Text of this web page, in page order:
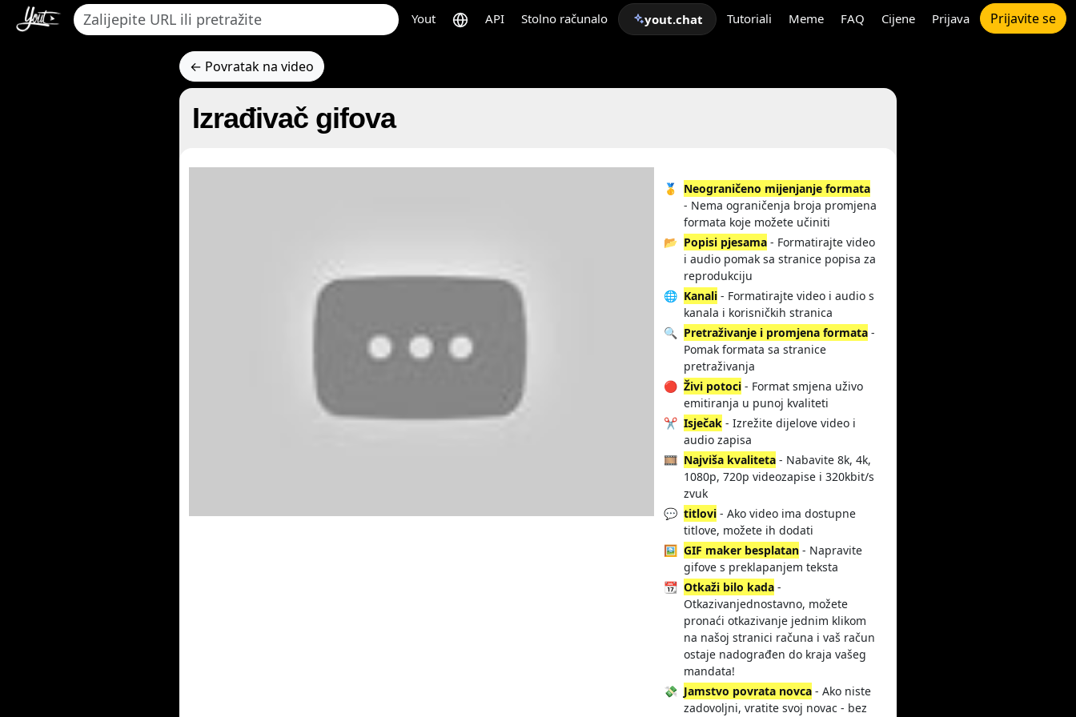
Yout API Stolno računalo yout.chat Tutoriali Meme FAQ Cijene Prijava Prijavite se
← Povratak na video
Izrađivač gifova
🥇
Neograničeno mijenjanje formata
- Nema ograničenja broja promjena
formata koje možete učiniti
📂 Popisi pjesama - Formatirajte video
i audio pomak sa stranice popisa za
reprodukciju
🌐 Kanali - Formatirajte video i audio s
kanala i korisničkih stranica
🔍 Pretraživanje i promjena formata -
Pomak formata sa stranice
pretraživanja
🔴 Živi potoci - Format smjena uživo
emitiranja u punoj kvaliteti
✂️ Isječak - Izrežite dijelove video i
audio zapisa
🎞️ Najviša kvaliteta - Nabavite 8k, 4k,
1080p, 720p videozapise i 320kbit/s
zvuk
💬 titlovi - Ako video ima dostupne
titlove, možete ih dodati
🖼️ GIF maker besplatan - Napravite
gifove s preklapanjem teksta
📆 Otkaži bilo kada -
Otkazivanjednostavno, možete
pronaći otkazivanje jednim klikom
na našoj stranici računa i vaš račun
ostaje nadograđen do kraja vašeg
mandata!
💸 Jamstvo povrata novca - Ako niste
zadovoljni, vratite svoj novac - bez